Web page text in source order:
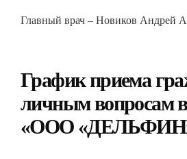
Главный врач – Новиков Андрей
График приема
личным вопросам
«ООО